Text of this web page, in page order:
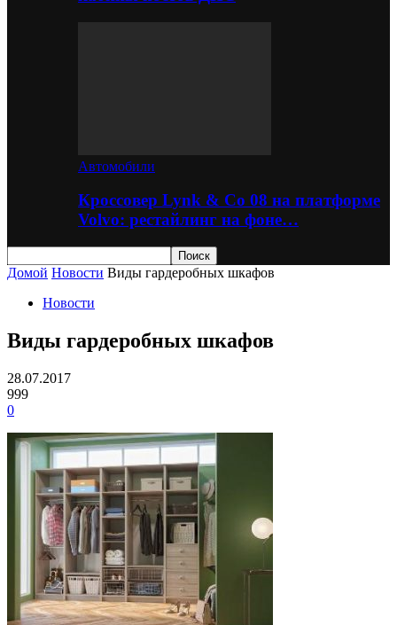
Автомобили
Кроссовер Lynk & Co 08 на платформе
Volvo: рестайлинг на фоне…
Домой Новости Виды гардеробных шкафов
Новости
Виды гардеробных шкафов
28.07.2017
999
0